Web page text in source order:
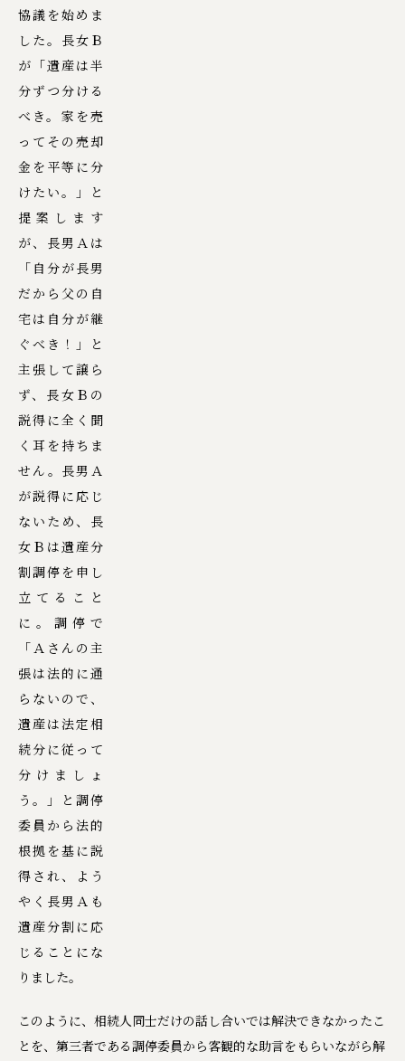
協議を始めま
した。長女Ｂ
が「遺産は半
分ずつ分ける
べき。家を売
ってその売却
金を平等に分
けたい。」と
提案します
が、長男Ａは
「自分が長男
だから父の自
宅は自分が継
ぐべき！」と
主張して譲ら
ず、長女Ｂの
説得に全く聞
く耳を持ちま
せん。長男Ａ
が説得に応じ
ないため、長
女Ｂは遺産分
割調停を申し
立てること
に。調停で
「Ａさんの主
張は法的に通
らないので、
遺産は法定相
続分に従って
分けましょ
う。」と調停
委員から法的
根拠を基に説
得され、よう
やく長男Ａも
遺産分割に応
じることにな
りました。
このように、相続人同士だけの話し合いでは解決できなかったこ
とを、第三者である調停委員から客観的な助言をもらいながら解